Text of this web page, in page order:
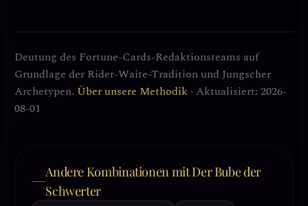
Deutung des Fortune-Cards-Redaktionsteams auf
Grundlage der Rider-Waite-Tradition und Jungscher
Archetypen. Über unsere Methodik · Aktualisiert: 2026-
08-01
Andere Kombinationen mit Der Bube der
Schwerter